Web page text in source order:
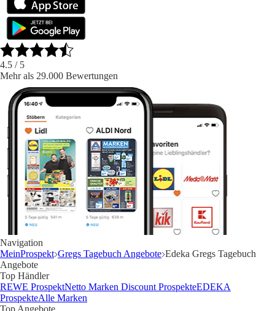
4.5 / 5
Mehr als 29.000 Bewertungen
Navigation
MeinProspekt Gregs Tagebuch Angebote Edeka Gregs Tagebuch
Angebote
Top Händler
REWE ProspektNetto Marken Discount ProspekteEDEKA
ProspekteAlle Marken
Top Angebote